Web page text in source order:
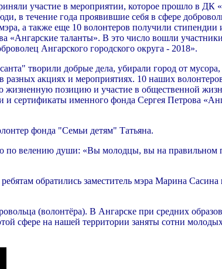
участие в мероприятии, которое прошло в ДК
в течение года проявившие себя в сфере
а также еще 10 волонтеров получили стипендии
«Ангарские таланты». В это число вошли участники
Ангарского городского округа - 2018».
творили добрые дела, убирали город от
акциях и мероприятиях. 10 наших
жизненную позицию и участие в общественной
и сертификаты именного фонда Сергея Петрова
фонда "Семьи детям" Татьяна.
по велению души: «Вы молодцы, вы на
обратились заместитель мэра Марина Сасина
(волонтёра). В Ангарске при средних
сфере на нашей территории заняты сотни